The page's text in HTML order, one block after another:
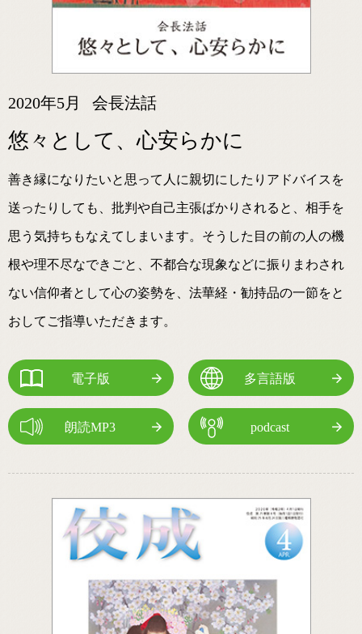
2020年5月 会長法話
悠々として、心安らかに
善き縁になりたいと思って人に親切にしたりアドバイスを
送ったりしても、批判や自己主張ばかりされると、相手を
思う気持ちもなえてしまいます。そうした目の前の人の機
根や理不尽なできごと、不都合な現象などに振りまわされ
ない信仰者として心の姿勢を、法華経・勧持品の一節をと
おしてご指導いただきます。
電子版 多言語版
朗読MP3 podcast